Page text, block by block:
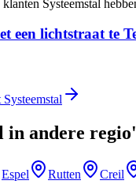
Systeemstal
een lichtstraat te
in andere
Espel Rutten Creil